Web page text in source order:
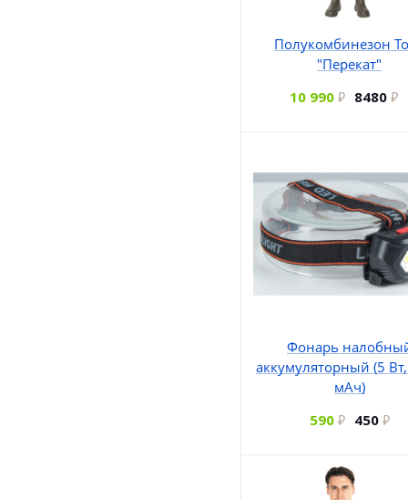
Полукомбинезон
"Перекат"
10 990
8480
Фонарь
аккумуляторный (5
мАч)
590
450